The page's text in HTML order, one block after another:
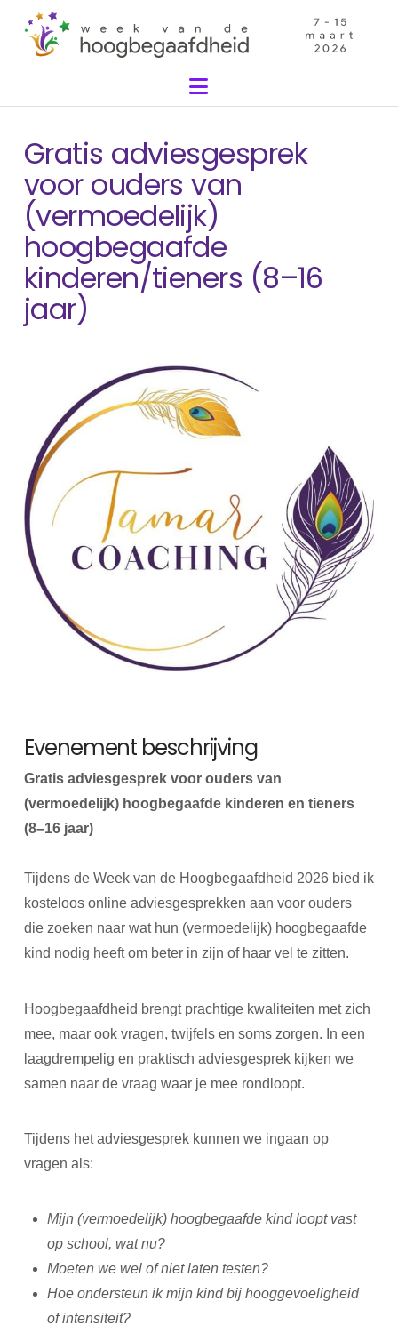
Navigation
Gratis adviesgesprek
voor ouders van
(vermoedelijk)
hoogbegaafde
kinderen/tieners (8–16
jaar)
Evenement beschrijving
Gratis adviesgesprek voor ouders van
(vermoedelijk) hoogbegaafde kinderen en tieners
(8–16 jaar)
Tijdens de Week van de Hoogbegaafdheid 2026 bied ik
kosteloos online adviesgesprekken aan voor ouders
die zoeken naar wat hun (vermoedelijk) hoogbegaafde
kind nodig heeft om beter in zijn of haar vel te zitten.
Hoogbegaafdheid brengt prachtige kwaliteiten met zich
mee, maar ook vragen, twijfels en soms zorgen. In een
laagdrempelig en praktisch adviesgesprek kijken we
samen naar de vraag waar je mee rondloopt.
Tijdens het adviesgesprek kunnen we ingaan op
vragen als:
Mijn (vermoedelijk) hoogbegaafde kind loopt vast
op school, wat nu?
Moeten we wel of niet laten testen?
Hoe ondersteun ik mijn kind bij hooggevoeligheid
of intensiteit?